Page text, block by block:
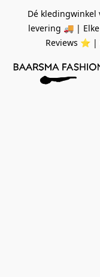
Dé
levering 🚚 |
Reviews ⭐️